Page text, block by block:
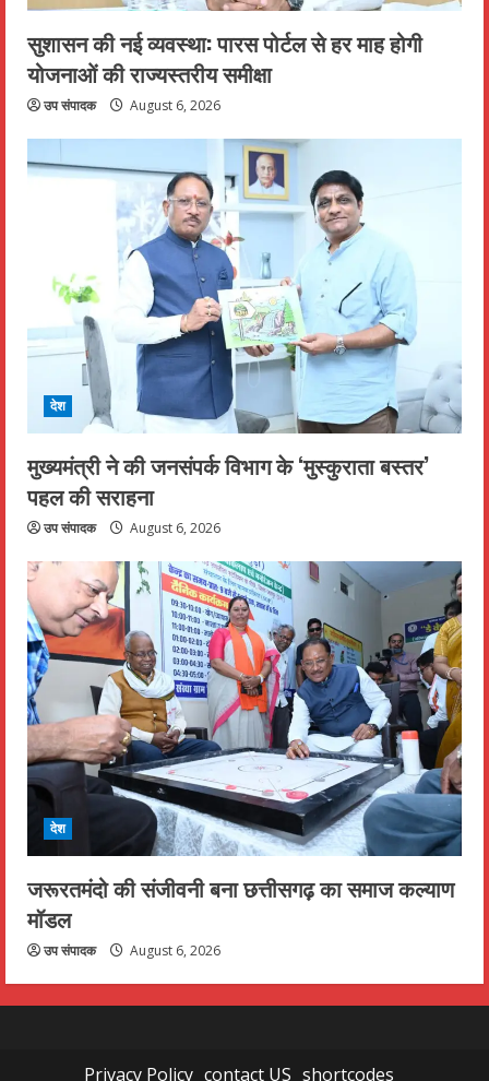
सुशासन की नई व्यवस्था: पारस पोर्टल से हर माह होगी
योजनाओं की राज्यस्तरीय समीक्षा
उप संपादक August 6, 2026
देश
मुख्यमंत्री ने की जनसंपर्क विभाग के ‘मुस्कुराता बस्तर’
पहल की सराहना
उप संपादक August 6, 2026
देश
जरूरतमंदो की संजीवनी बना छत्तीसगढ़ का समाज कल्याण
मॉडल
उप संपादक August 6, 2026
Privacy Policy contact US shortcodes